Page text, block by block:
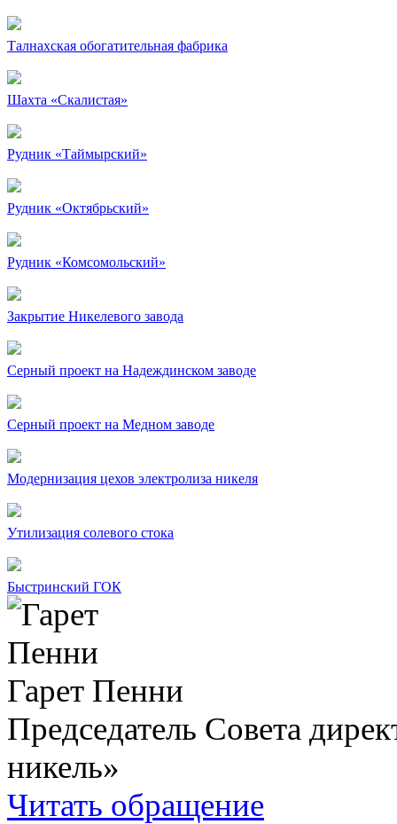
Талнахская обогатительная фабрика
Шахта «Скалистая»
Рудник «Таймырский»
Рудник «Октябрьский»
Рудник «Комсомольский»
Закрытие Никелевого завода
Серный проект на Надеждинском заводе
Серный проект на Медном заводе
Модернизация цехов электролиза никеля
Утилизация солевого стока
Быстринский ГОК
Гарет Пенни
Председатель Совета
никель»
Читать обращение